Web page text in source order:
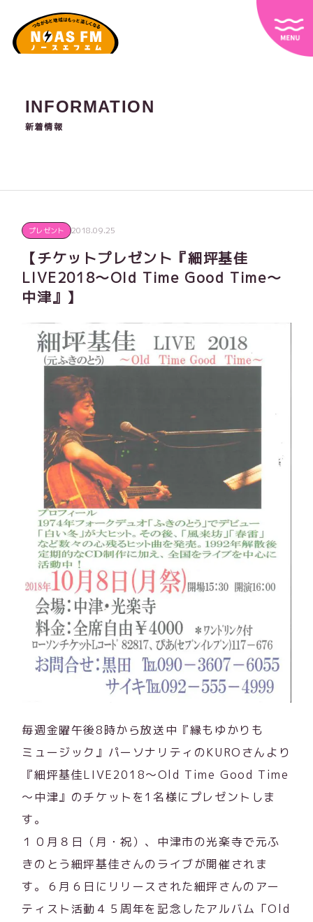
INFORMATION
新着情報
プレゼント 2018.09.25
【チケットプレゼント『細坪基佳
LIVE2018～Old Time Good Time～
中津』】
毎週金曜午後8時から放送中『縁もゆかりも
ミュージック』パーソナリティのKUROさんより
『細坪基佳LIVE2018～Old Time Good Time
～中津』のチケットを1名様にプレゼントしま
す。
１０月８日（月・祝）、中津市の光楽寺で元ふ
きのとう細坪基佳さんのライブが開催されま
す。６月６日にリリースされた細坪さんのアー
ティスト活動４５周年を記念したアルバム「Old